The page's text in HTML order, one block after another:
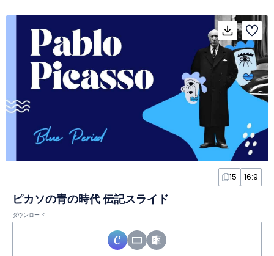
15 16:9
ピカソの青の時代 伝記スライド
ダウンロード